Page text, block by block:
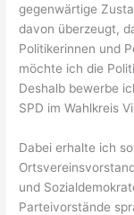
gegenwärtige
davon überzeugt,
Politikerinnen und
möchte ich die
Deshalb bewerbe
SPD im Wahlkreis
Dabei erhalte ich
und
Parteivorstände